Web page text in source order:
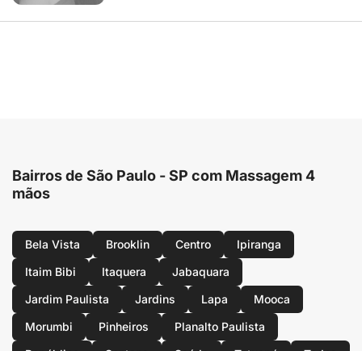
Bairros de São Paulo - SP com Massagem 4
mãos
Bela Vista Brooklin Centro
Ipiranga
Itaim Bibi
Itaquera
Jabaquara
Jardim Paulista
Jardins Lapa
Mooca
Morumbi
Pinheiros
Planalto Paulista